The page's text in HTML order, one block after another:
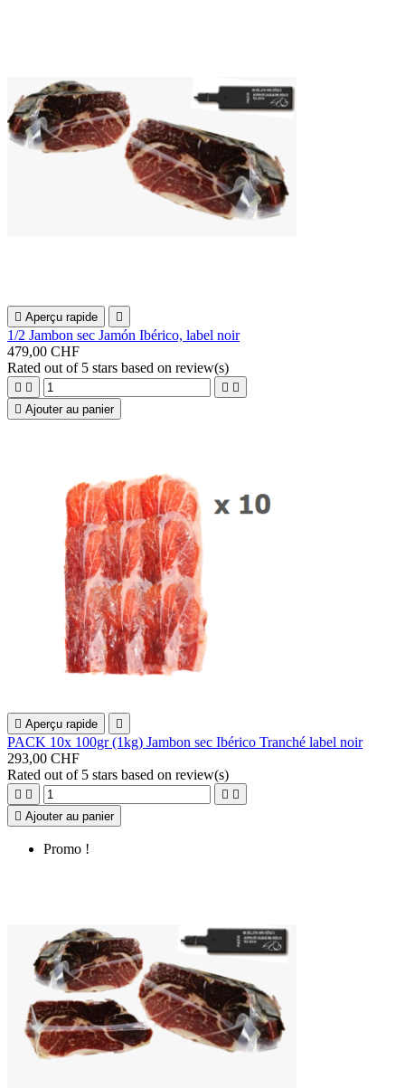
 Aperçu rapide 
1/2 Jambon sec Jamón Ibérico, label noir
479,00 CHF
Rated out of 5 stars based on review(s)
   
 Ajouter au panier
 Aperçu rapide 
PACK 10x 100gr (1kg) Jambon sec Ibérico Tranché label noir
293,00 CHF
Rated out of 5 stars based on review(s)
   
 Ajouter au panier
Promo !